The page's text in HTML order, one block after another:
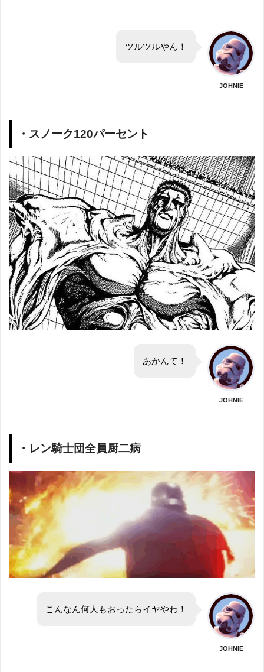
ツルツルやん！
JOHNIE
・スノーク120パーセント
あかんて！
JOHNIE
・レン騎士団全員厨二病
こんなん何人もおったらイヤやわ！
JOHNIE